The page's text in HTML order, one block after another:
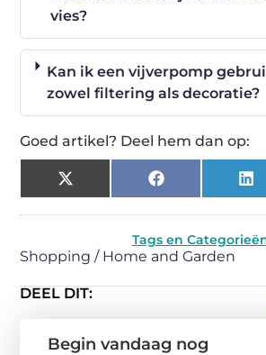
vies?
Kan ik een vijverpomp
zowel filtering als decoratie?
Goed artikel? Deel hem dan op:
X
(Twitter)
Facebook
Tags en
Shopping / Home and Garden
DEEL DIT:
Begin vandaag nog